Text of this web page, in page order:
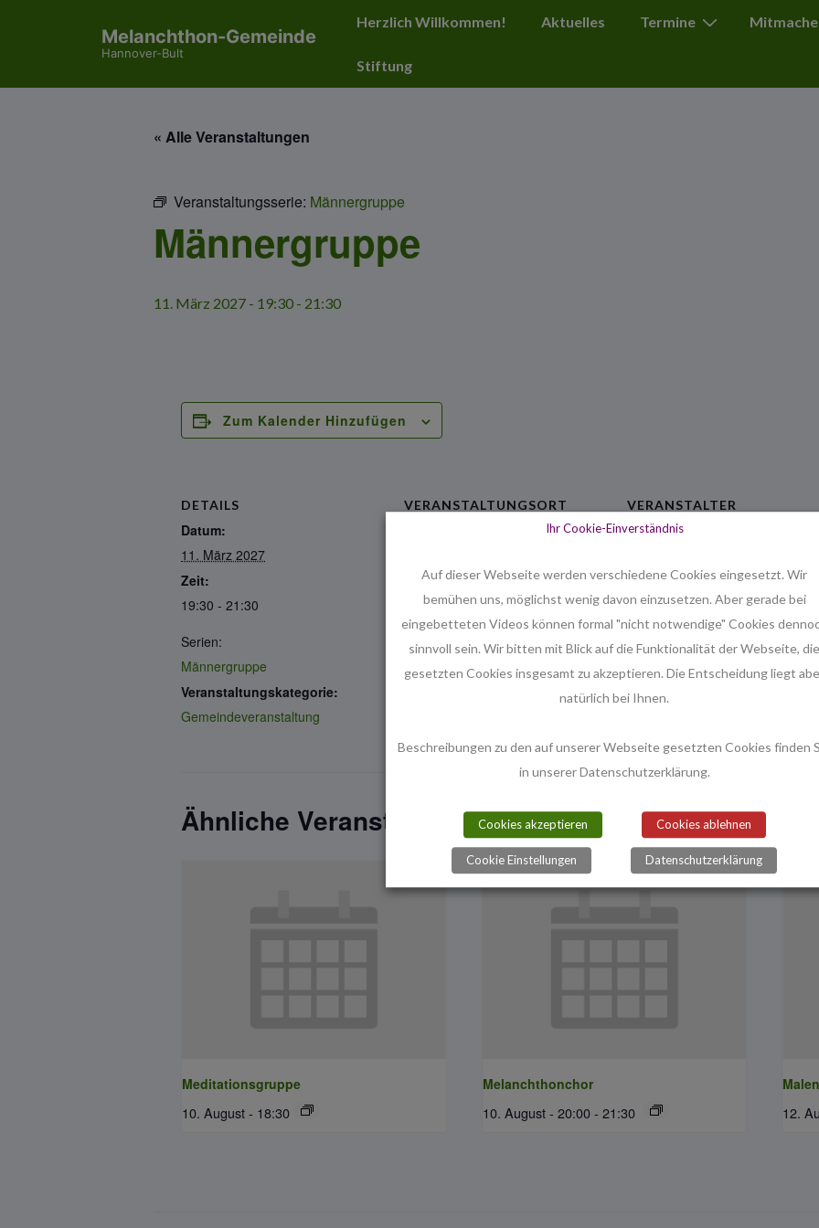
Melanchthon-Gemeinde
Hannover-Bult
Herzlich Willkommen! Aktuelles Termine
Stiftung
« Alle Veranstaltungen
Veranstaltungsserie: Männergruppe
Männergruppe
11. März 2027 - 19:30 - 21:30
Zum Kalender Hinzufügen
DETAILS
Datum:
11. März 2027
Zeit:
19:30 - 21:30
Serien:
Männergruppe
Veranstaltungskategorie:
Gemeindeveranstaltung
VERANSTALTUNGSORT
Melanchthon – Unterkirche
Hannover, 30173 Deutschland
Telefon
0511 / 813551
VERANSTALTER
Hans-Joachim Faber
Ähnliche Veranstaltungen
Meditationsgruppe
10. August - 18:30
Melanchthonchor
10. August - 20:00 - 21:30 12.
Ihr Cookie-Einverständnis
Auf dieser Webseite werden verschiedene Cookies eingesetzt. Wir
bemühen uns, möglichst wenig davon einzusetzen. Aber gerade bei
eingebetteten Videos können formal "nicht notwendige" Cookies
sinnvoll sein. Wir bitten mit Blick auf die Funktionalität der Webseite, die
gesetzten Cookies insgesamt zu akzeptieren. Die Entscheidung liegt
natürlich bei Ihnen.
Beschreibungen zu den auf unserer Webseite gesetzten Cookies finden
in unserer Datenschutzerklärung.
Cookies akzeptieren Cookies ablehnen
Cookie Einstellungen Datenschutzerklärung